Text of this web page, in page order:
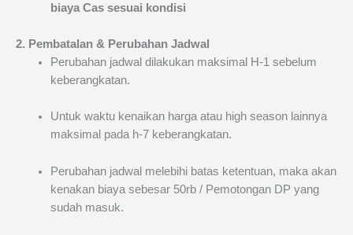
biaya Cas sesuai kondisi
2. Pembatalan & Perubahan Jadwal
Perubahan jadwal dilakukan maksimal H-1 sebelum
keberangkatan.
Untuk waktu kenaikan harga atau high season lainnya
maksimal pada h-7 keberangkatan.
Perubahan jadwal melebihi batas ketentuan, maka akan
kenakan biaya sebesar 50rb / Pemotongan DP yang
sudah masuk.